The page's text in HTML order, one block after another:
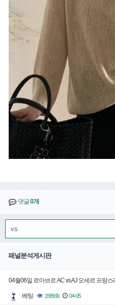
댓글0개
패널분석게시판
04월06일 르아브르 AC vs AJ 오세르 프랑
베팅 1589회 04-05